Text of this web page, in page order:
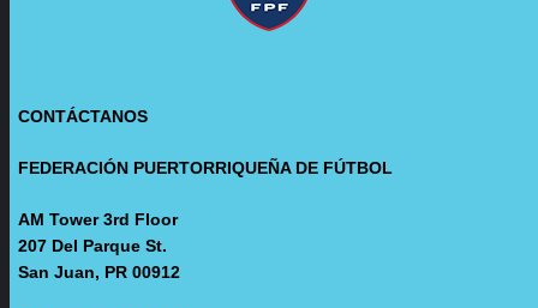
CONTÁCTANOS
FEDERACIÓN PUERTORRIQUEÑA DE FÚTBOL
AM Tower 3rd Floor
207 Del Parque St.
San Juan, PR 00912